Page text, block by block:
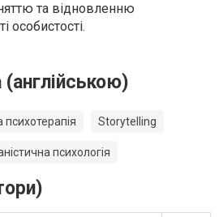
та відновленню
особистості.
Storytelling
психологія